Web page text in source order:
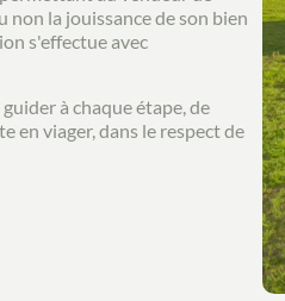
la jouissance de son bien
s'effectue avec
à chaque étape, de
en viager, dans le respect de